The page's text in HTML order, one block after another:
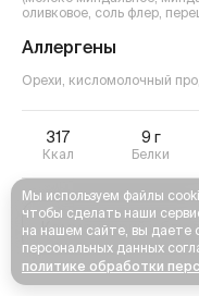
оливковое, соль флер,
Аллергены
Орехи, кисломолочный
317
Ккал
9 г
Белки
Мы используем файлы
чтобы сделать наши
на нашем сайте, вы даете
персональных данных
политике обработки